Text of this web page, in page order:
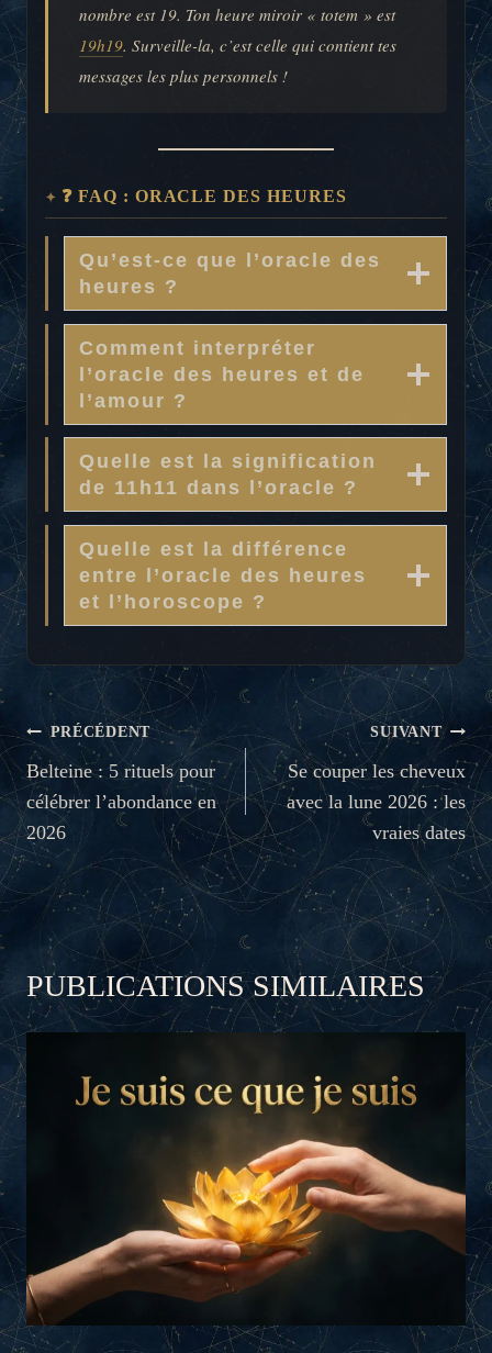
nombre est 19. Ton heure miroir « totem » est
19h19. Surveille-la, c’est celle qui contient tes
messages les plus personnels !
❓ FAQ : ORACLE DES HEURES
Qu’est-ce que l’oracle des
heures ?
Comment interpréter
l’oracle des heures et de
l’amour ?
Quelle est la signification
de 11h11 dans l’oracle ?
Quelle est la différence
entre l’oracle des heures
et l’horoscope ?
NAVIGATION
DE
L’ARTICLE
PRÉCÉDENT
Belteine : 5 rituels pour
célébrer l’abondance en
2026
SUIVANT
Se couper les cheveux
avec la lune 2026 : les
vraies dates
PUBLICATIONS SIMILAIRES